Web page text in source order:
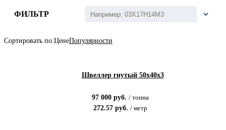
ФИЛЬТР
Сортировать по:ЦенеПопулярности
Швеллер гнутый 50x40x3
97 000руб. / тонна
272.57руб. / метр